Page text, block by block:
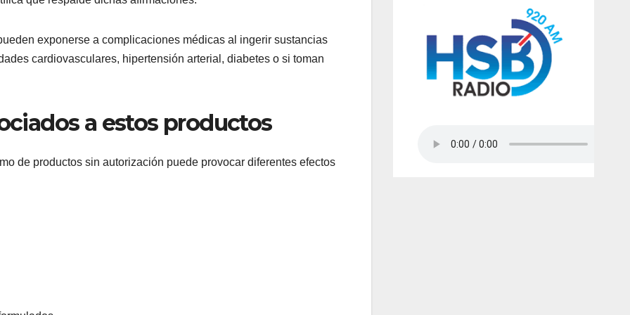
exponerse a complicaciones médicas al ingerir sustancias
cardiovasculares, hipertensión arterial, diabetes o si toman
a estos productos
de productos sin autorización puede provocar diferentes efectos